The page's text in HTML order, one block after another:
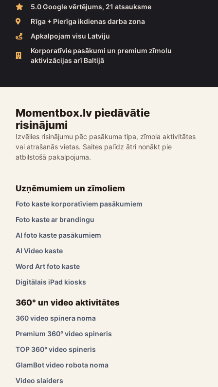
5.0 Google vērtējums, 21 atsauksme
Rīga + Pierīga ikdienas darba zona
Apkalpojam visu Latviju
Korporatīvie pasākumi un premium zīmolu
aktivizācijas arī Baltijā
Momentbox.lv piedāvātie
risinājumi
Izvēlies risinājumu pēc pasākuma tipa, zīmola aktivitātes
vai atrašanās vietas. Saites palīdz ātri nonākt pie
atbilstošā pakalpojuma.
Uzņēmumiem un zīmoliem
Foto kaste korporatīviem pasākumiem
Foto kaste ar brandingu
AI foto kaste pasākumiem
AI Video kaste
Word Art foto kaste
Digitālais iPad kiosks
360° un video aktivitātes
360 video spinera noma
Premium 360° video spineris
TOP 360° video spineris
GlamBot video robota noma
Video slaiders